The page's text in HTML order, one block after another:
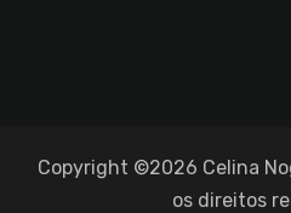
Copyright ©2026 Celina
os direitos